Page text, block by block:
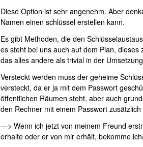
Diese Option ist sehr angenehm. Aber
Namen einen schlüssel erstellen kann.
Es gibt Methoden, die den
es steht bei uns auch auf dem Plan, dieses
das alles andere als trivial in der
Versteckt werden muss der geheime
versteckt, da er ja mit dem Passwort
öffentlichen Räumen steht, aber auch
den Rechner mit einem Passwort
—> Wenn ich jetzt von meinem Freund
erhalte oder er von mir erhält, bekomme